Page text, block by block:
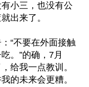
小三，也没有公
出来了。
“不要在外面接触
。”的确，7月
给我一点教训。
的未来会更糟。